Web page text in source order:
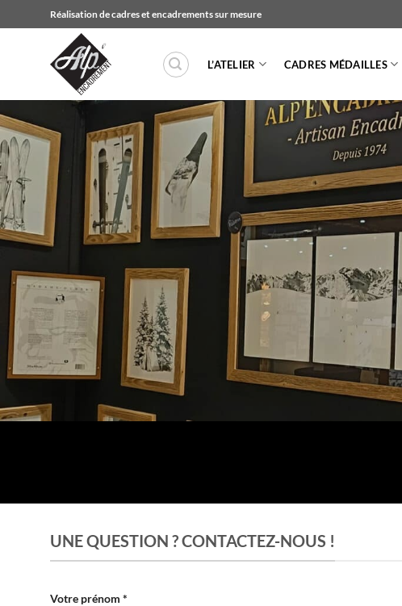
au
Réalisation de cadres et encadrements sur mesure
L’ATELIER CADRES MÉDAILLES
UNE QUESTION ? CONTACTEZ-NOUS !
Votre prénom *